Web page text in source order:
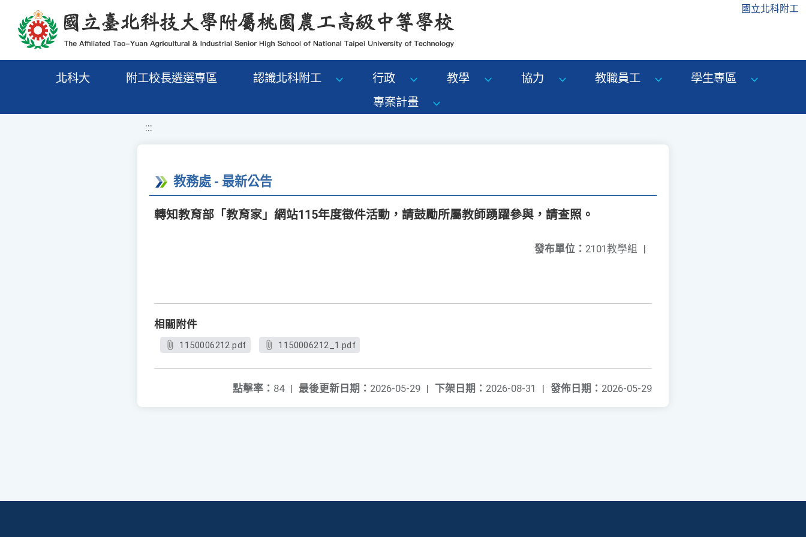
移至網頁之主要內容區位置 國立北科附工
北科大 附工校長遴選專區 認識北科附工 行政 教學 協力 教職員工
學生專區
專案計畫
:::
教務處 - 最新公告
轉知教育部「教育家」網站115年度徵件活動，請鼓勵所屬教師踴躍參與，請查照。
發布單位： 2101教學組 |
相關附件
1150006212.pdf 1150006212_1.pdf
發佈日期： 2026-05-29
下架日期： 2026-08-31 |
最後更新日期： 2026-05-29 |
點擊率： 84 |